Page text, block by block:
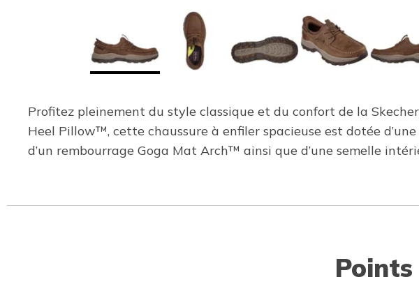
Profitez pleinement du style classique et du confort de la
Heel Pillow™, cette chaussure à enfiler spacieuse est dotée
d’un rembourrage Goga Mat Arch™ ainsi que d’une semelle